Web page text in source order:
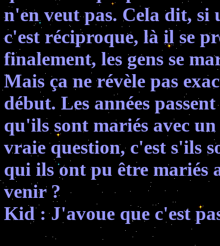
n'en veut pas. Cela dit, si
c'est réciproque, là il se
finalement, les gens se
Mais ça ne révèle pas
début. Les années
qu'ils sont mariés avec
vraie question, c'est s'ils
qui ils ont pu être mariés
venir ?
Kid : J'avoue que c'est